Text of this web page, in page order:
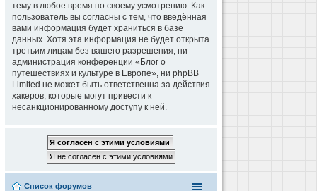
тему в любое время по своему усмотрению. Как
пользователь вы согласны с тем, что введённая
вами информация будет храниться в базе
данных. Хотя эта информация не будет открыта
третьим лицам без вашего разрешения, ни
администрация конференции «Блог о
путешествиях и культуре в Европе», ни phpBB
Limited не может быть ответственна за действия
хакеров, которые могут привести к
несанкционированному доступу к ней.
Список форумов